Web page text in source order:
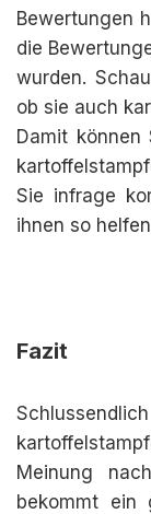
Bewertungen
die
wurden.
ob sie auch
Damit
Sie infrage
ihnen so
Fazit
Meinung
bekommt ein